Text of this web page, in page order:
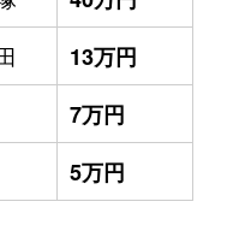
13万円
7万円
5万円